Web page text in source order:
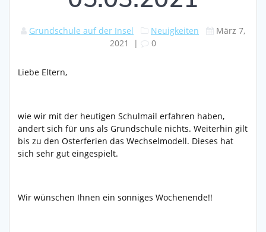
Grundschule auf der Insel Neuigkeiten
März 7,
2021
| 0
Liebe Eltern,
wie wir mit der heutigen Schulmail erfahren haben,
ändert sich für uns als Grundschule nichts. Weiterhin gilt
bis zu den Osterferien das Wechselmodell. Dieses hat
sich sehr gut eingespielt.
Wir wünschen Ihnen ein sonniges Wochenende!!